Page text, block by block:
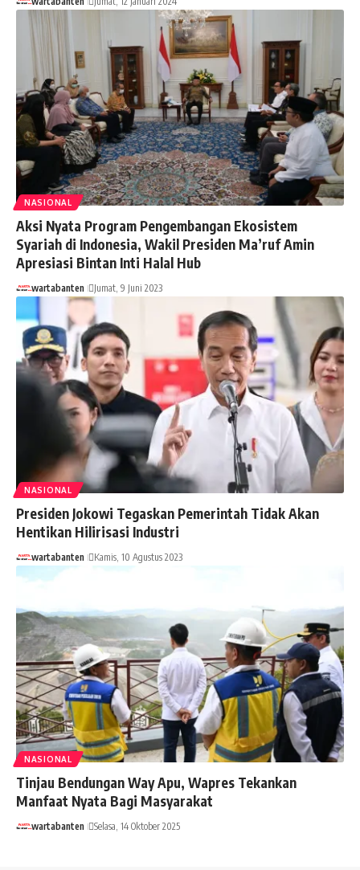
NASIONAL
Aksi Nyata Program Pengembangan Ekosistem
Syariah di Indonesia, Wakil Presiden Ma’ruf Amin
Apresiasi Bintan Inti Halal Hub
wartabanten Jumat, 9 Juni 2023
NASIONAL
Presiden Jokowi Tegaskan Pemerintah Tidak Akan
Hentikan Hilirisasi Industri
wartabanten Kamis, 10 Agustus 2023
NASIONAL
Tinjau Bendungan Way Apu, Wapres Tekankan
Manfaat Nyata Bagi Masyarakat
wartabanten Selasa, 14 Oktober 2025